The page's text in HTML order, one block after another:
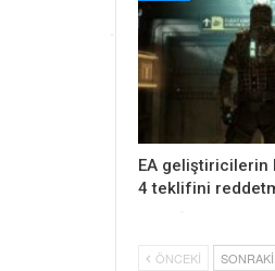
EA geliştiricilerin
4 teklifini
ÖNCEKI SONRAKI